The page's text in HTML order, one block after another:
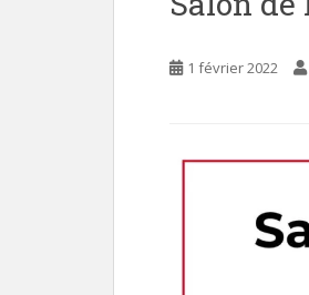
1 février 2022